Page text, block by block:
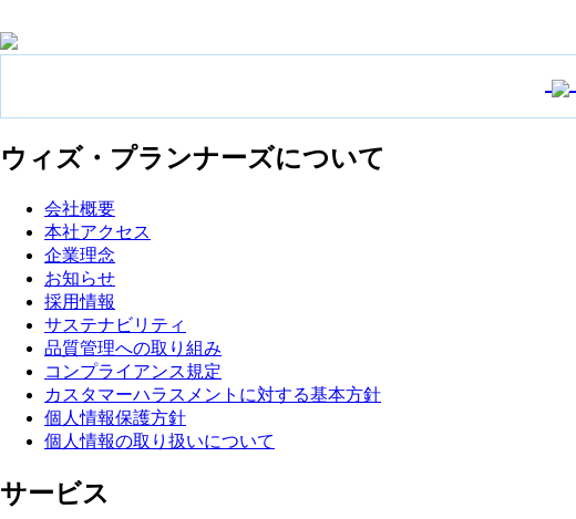
ウィズ・プランナーズについて
会社概要
本社アクセス
企業理念
お知らせ
採用情報
サステナビリティ
品質管理への取り組み
コンプライアンス規定
カスタマーハラスメントに対する基本方針
個人情報保護方針
個人情報の取り扱いについて
サービス